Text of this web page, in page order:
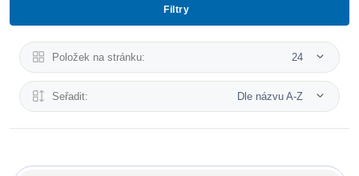
Filtry
Položek na stránku: 24
Seřadit: Dle názvu A-Z